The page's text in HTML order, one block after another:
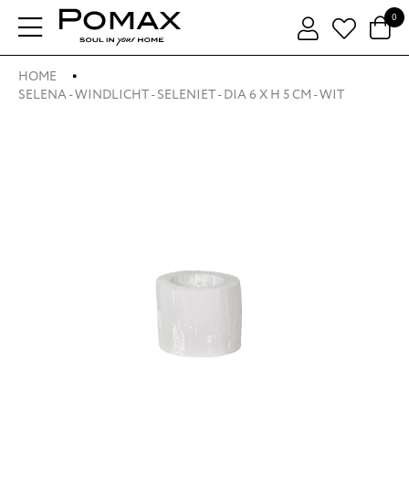
0
HOME
SELENA - WINDLICHT - SELENIET - DIA 6 X H 5 CM - WIT